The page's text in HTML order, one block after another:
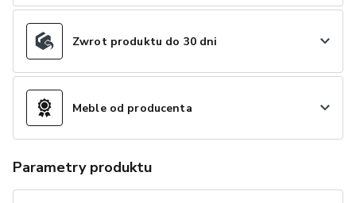
Zwrot produktu do 30 dni
Meble od producenta
Parametry produktu